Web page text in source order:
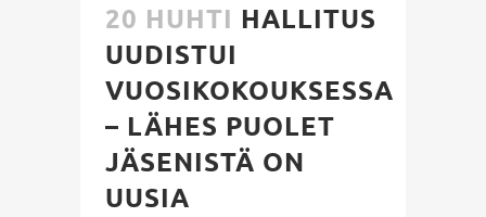
20 HUHTI HALLITUS
UUDISTUI
VUOSIKOKOUKSESSA
– LÄHES PUOLET
JÄSENISTÄ ON
UUSIA